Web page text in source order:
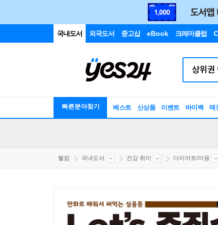
국내도서 외국도서 중고샵 eBook 크레마클럽
빠른분야찾기 베스트 신상품 이벤트 바이백 매
웰컴 국내도서 건강 취미 다이어트/미용